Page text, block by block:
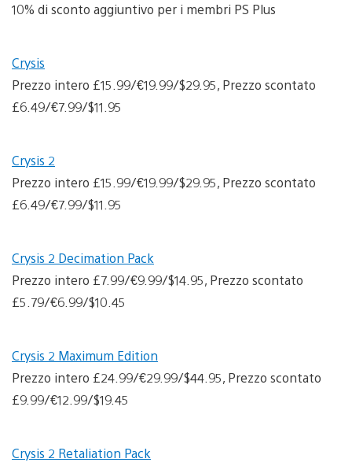
10% di sconto aggiuntivo per i membri PS Plus
Crysis
Prezzo intero £15.99/€19.99/$29.95, Prezzo scontato
£6.49/€7.99/$11.95
Crysis 2
Prezzo intero £15.99/€19.99/$29.95, Prezzo scontato
£6.49/€7.99/$11.95
Crysis 2 Decimation Pack
Prezzo intero £7.99/€9.99/$14.95, Prezzo scontato
£5.79/€6.99/$10.45
Crysis 2 Maximum Edition
Prezzo intero £24.99/€29.99/$44.95, Prezzo scontato
£9.99/€12.99/$19.45
Crysis 2 Retaliation Pack